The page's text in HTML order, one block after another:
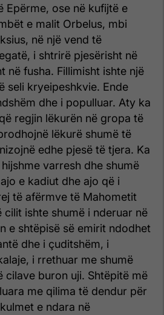
Epërme, ose në kufijtë e
e malit Orbelus, mbi
në një vend të
i shtrirë pjesërisht në
në fusha. Fillimisht ishte një
seli kryeipeshkvie. Ende
dhe i populluar. Aty ka
regjin lëkurën në gropa të
lëkurë shumë të
edhe pjesë të tjera. Ka
varresh dhe shumë
e kadiut dhe ajo që i
të afërmve të Mahometit
cilit ishte shumë i nderuar në
e shtëpisë së emirit ndodhet
dhe i çuditshëm, i
i rrethuar me shumë
cilave buron uji. Shtëpitë më
me qilima të dendur për
e ndara në